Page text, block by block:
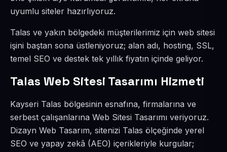
uyumlu siteler hazırlıyoruz.
Talas ve yakın bölgedeki müşterilerimiz için web sitesi
işini baştan sona üstleniyoruz; alan adı, hosting, SSL,
temel SEO ve destek tek yıllık fiyatın içinde geliyor.
Talas Web Sitesi Tasarımı Hizmeti
Kayseri Talas bölgesinin esnafına, firmalarına ve
serbest çalışanlarına Web Sitesi Tasarımı veriyoruz.
Dizayn Web Tasarım, sitenizi Talas ölçeğinde yerel
SEO ve yapay zekâ (AEO) içerikleriyle kurgular;